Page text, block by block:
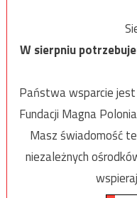
W sierpniu
Państwa wsparcie
Fundacji Magna
Masz świadomość
niezależnych